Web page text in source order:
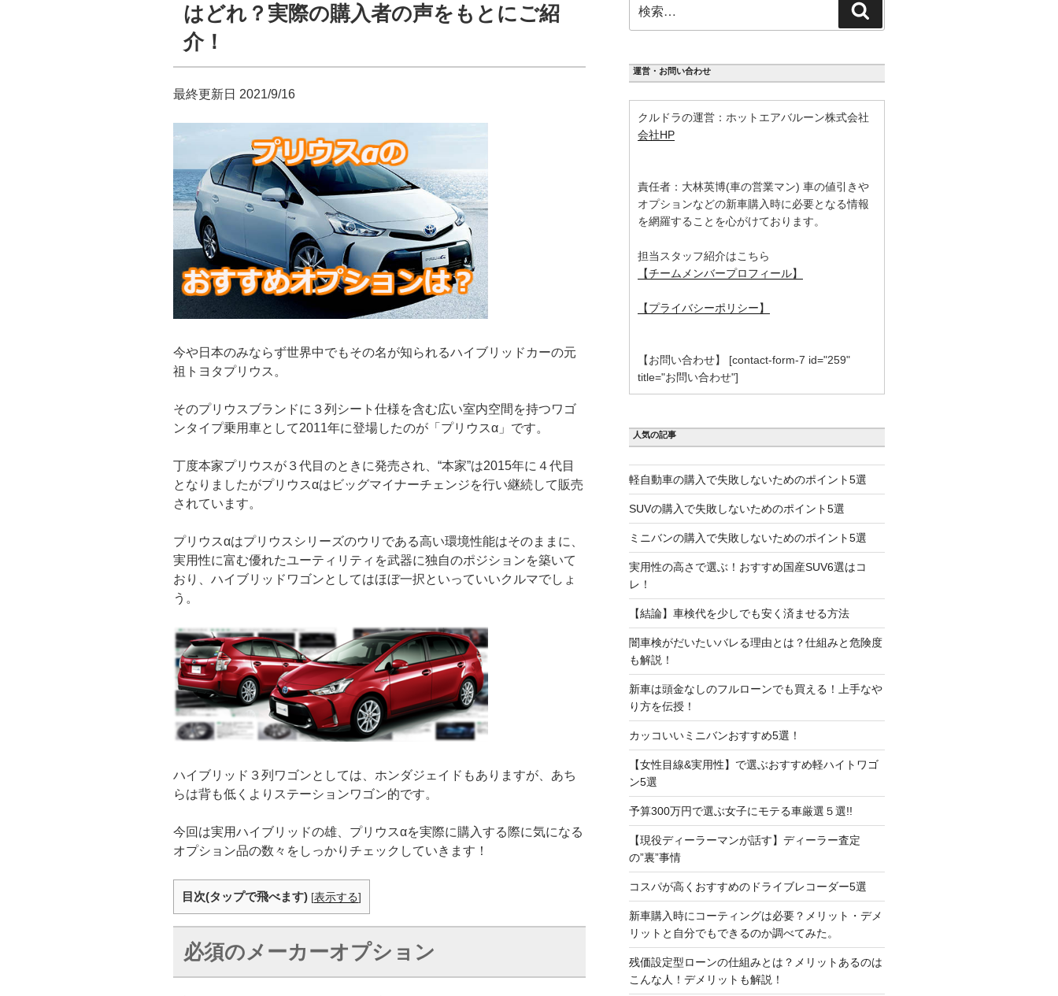
はどれ？実際の購入者の声をもとにご紹
介！
最終更新日 2021/9/16
今や日本のみならず世界中でもその名が知られるハイブリッドカーの元
祖トヨタプリウス。
そのプリウスブランドに３列シート仕様を含む広い室内空間を持つワゴ
ンタイプ乗用車として2011年に登場したのが「プリウスα」です。
丁度本家プリウスが３代目のときに発売され、“本家”は2015年に４代目
となりましたがプリウスαはビッグマイナーチェンジを行い継続して販売
されています。
プリウスαはプリウスシリーズのウリである高い環境性能はそのままに、
実用性に富む優れたユーティリティを武器に独自のポジションを築いて
おり、ハイブリッドワゴンとしてはほぼ一択といっていいクルマでしょ
う。
ハイブリッド３列ワゴンとしては、ホンダジェイドもありますが、あち
らは背も低くよりステーションワゴン的です。
今回は実用ハイブリッドの雄、プリウスαを実際に購入する際に気になる
オプション品の数々をしっかりチェックしていきます！
目次(タップで飛べます) [表示する]
必須のメーカーオプション
索:
索
運営・お問い合わせ
クルドラの運営：ホットエアバルーン株式会社
会社HP
責任者：大林英博(車の営業マン) 車の値引きや
オプションなどの新車購入時に必要となる情報
を網羅することを心がけております。
担当スタッフ紹介はこちら
【チームメンバープロフィール】
【プライバシーポリシー】
【お問い合わせ】 [contact-form-7 id="259"
title="お問い合わせ"]
人気の記事
軽自動車の購入で失敗しないためのポイント5選
SUVの購入で失敗しないためのポイント5選
ミニバンの購入で失敗しないためのポイント5選
実用性の高さで選ぶ！おすすめ国産SUV6選はコ
レ！
【結論】車検代を少しでも安く済ませる方法
闇車検がだいたいバレる理由とは？仕組みと危険度
も解説！
新車は頭金なしのフルローンでも買える！上手なや
り方を伝授！
カッコいいミニバンおすすめ5選！
【女性目線&実用性】で選ぶおすすめ軽ハイトワゴ
ン5選
予算300万円で選ぶ女子にモテる車厳選５選!!
【現役ディーラーマンが話す】ディーラー査定
の”裏”事情
コスパが高くおすすめのドライブレコーダー5選
新車購入時にコーティングは必要？メリット・デメ
リットと自分でもできるのか調べてみた。
残価設定型ローンの仕組みとは？メリットあるのは
こんな人！デメリットも解説！